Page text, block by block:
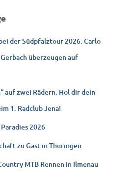
der Südpfalztour 2026: Carlo
überzeugen auf
auf zwei Rädern: Hol dir dein
1. Radclub Jena!
2026
zu Gast in Thüringen
MTB Rennen in Ilmenau